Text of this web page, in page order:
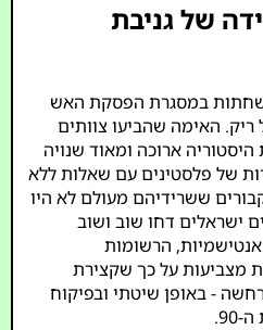
של גניבת
במסגרת הפסקת האש
ריק. האימה שהביעו צוותים
ארוכה ומאוד שנויה
של פלסטינים עם שאלות ללא
ששרידיהם מעולם לא היו
ישראלים דחו שוב ושוב
הרשומות
מצביעות על כך שקצירת
- באופן שיטתי ובפיקוח